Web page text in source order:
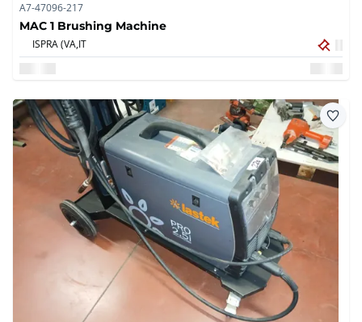
A7-47096-217
MAC 1 Brushing Machine
ISPRA (VA,IT